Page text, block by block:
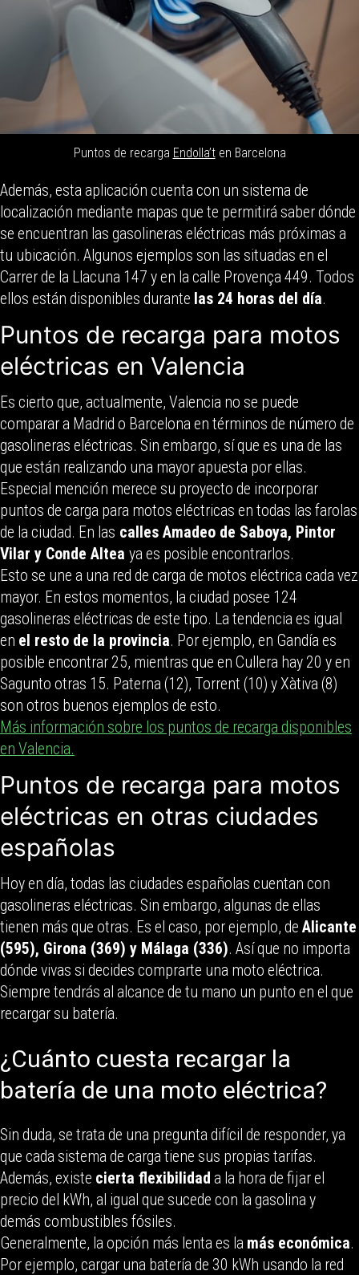
Puntos de recarga Endolla’ten Barcelona
Además, esta aplicación cuenta con un sistema de
localización mediante mapas que te permitirá saber dónde
se encuentran las gasolineras eléctricas más próximas a
tu ubicación. Algunos ejemplos son las situadas en el
Carrer de la Llacuna 147 y en la calle Provença 449. Todos
ellos están disponibles durante las 24 horas del día.
Puntos de recarga para motos
eléctricas en Valencia
Es cierto que, actualmente, Valencia no se puede
comparar a Madrid o Barcelona en términos de número de
gasolineras eléctricas. Sin embargo, sí que es una de las
que están realizando una mayor apuesta por ellas.
Especial mención merece su proyecto de incorporar
puntos de carga para motos eléctricas en todas las farolas
de la ciudad. En las calles Amadeo de Saboya, Pintor
Vilar y Conde Altea ya es posible encontrarlos.
Esto se une a una red de carga de motos eléctrica cada vez
mayor. En estos momentos, la ciudad posee 124
gasolineras eléctricas de este tipo. La tendencia es igual
en el resto de la provincia. Por ejemplo, en Gandía es
posible encontrar 25, mientras que en Cullera hay 20 y en
Sagunto otras 15. Paterna (12), Torrent (10) y Xàtiva (8)
son otros buenos ejemplos de esto.
Más información sobre los puntos de recarga disponibles
en Valencia.
Puntos de recarga para motos
eléctricas en otras ciudades
españolas
Hoy en día, todas las ciudades españolas cuentan con
gasolineras eléctricas. Sin embargo, algunas de ellas
tienen más que otras. Es el caso, por ejemplo, de Alicante
(595), Girona (369) y Málaga (336). Así que no importa
dónde vivas si decides comprarte una moto eléctrica.
Siempre tendrás al alcance de tu mano un punto en el que
recargar su batería.
¿Cuánto cuesta recargar la
batería de una moto eléctrica?
Sin duda, se trata de una pregunta difícil de responder, ya
que cada sistema de carga tiene sus propias tarifas.
Además, existe cierta flexibilidad a la hora de fijar el
precio del kWh, al igual que sucede con la gasolina y
demás combustibles fósiles.
Generalmente, la opción más lenta es la más económica.
Por ejemplo, cargar una batería de 30 kWh usando la red